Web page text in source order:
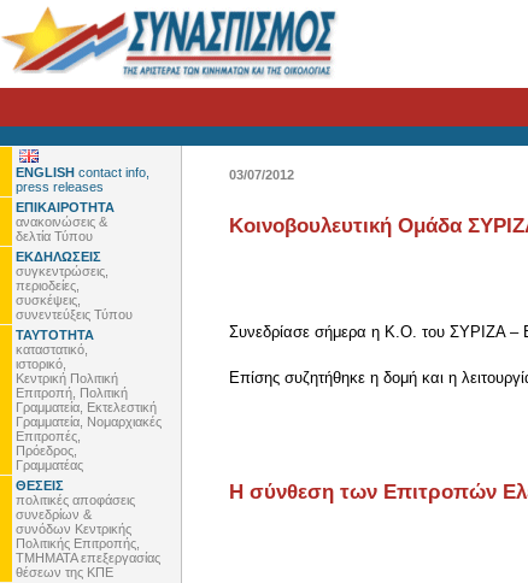
ENGLISH contact info,
press releases
ΕΠΙΚΑΙΡΟΤΗΤΑ
ανακοινώσεις &
δελτία Τύπου
ΕΚΔΗΛΩΣΕΙΣ
συγκεντρώσεις,
περιοδείες,
συσκέψεις,
συνεντεύξεις Τύπου
ΤΑΥΤΟΤΗΤΑ
καταστατικό,
ιστορικό,
Κεντρική Πολιτική
Επιτροπή, Πολιτική
Γραμματεία, Εκτελεστική
Γραμματεία, Νομαρχιακές
Επιτροπές,
Πρόεδρος,
Γραμματέας
ΘΕΣΕΙΣ
πολιτικές αποφάσεις
συνεδρίων &
συνόδων Κεντρικής
Πολιτικής Επιτροπής,
ΤΜΗΜΑΤΑ επεξεργασίας
θέσεων της ΚΠΕ
03/07/2012
Κοινοβουλευτική Ομάδα
Συνεδρίασε σήμερα η Κ.Ο. του ΣΥΡΙΖΑ –
Επίσης συζητήθηκε η δομή και η
Η σύνθεση των Επιτροπών